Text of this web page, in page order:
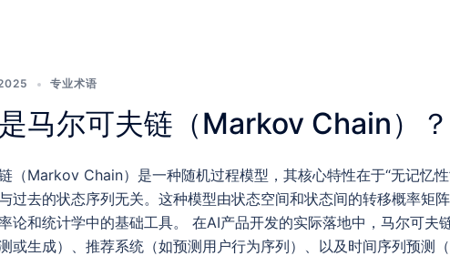
专业术语
马尔可夫链（Markov Chain）？
（Markov Chain）是一种随机过程模型，其核心特性在于“无记忆
过去的状态序列无关。这种模型由状态空间和状态间的转移概率矩
论和统计学中的基础工具。 在AI产品开发的实际落地中，马尔可夫
或生成）、推荐系统（如预测用户行为序列）、以及时间序列预测